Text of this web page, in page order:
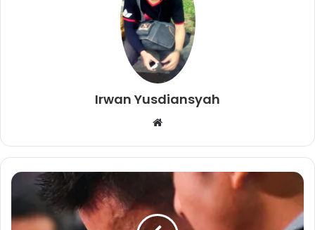
Irwan Yusdiansyah
b
s
e